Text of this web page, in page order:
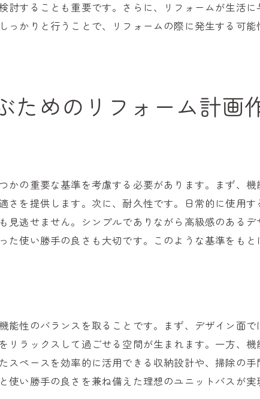
ビスの充実度を確認する方法
績をチェックする重要性
ットバスを実現するためのステップバイステップガイ
までの流れを把握する
めの事前準備と計画の立て方
ェックポイントと注意点
のメンテナンスを考慮した計画
トバスを手に入れるための最終ガイド
討することも重要です。さらに、リフォームが生活
っかりと行うことで、リフォームの際に発生する可
ためのリフォーム計画
の重要な基準を考慮する必要があります。まず、
を提供します。次に、耐久性です。日常的に使用
見逃せません。シンプルでありながら高級感のある
た使い勝手の良さも大切です。このような基準をも
性のバランスを取ることです。まず、デザイン面
リラックスして過ごせる空間が生まれます。一方、
ペースを効率的に活用できる収納設計や、掃除の
い勝手の良さを兼ね備えた理想のユニットバスが実